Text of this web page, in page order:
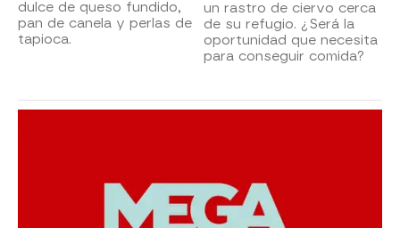
dulce de queso fundido,
pan de canela y perlas de
tapioca.
un rastro de ciervo cerca
de su refugio. ¿Será la
oportunidad que necesita
para conseguir comida?